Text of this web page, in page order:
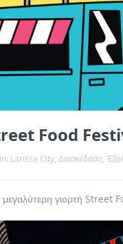
Food
In: Larissa City, Διασκέδαση
γιορτή Street